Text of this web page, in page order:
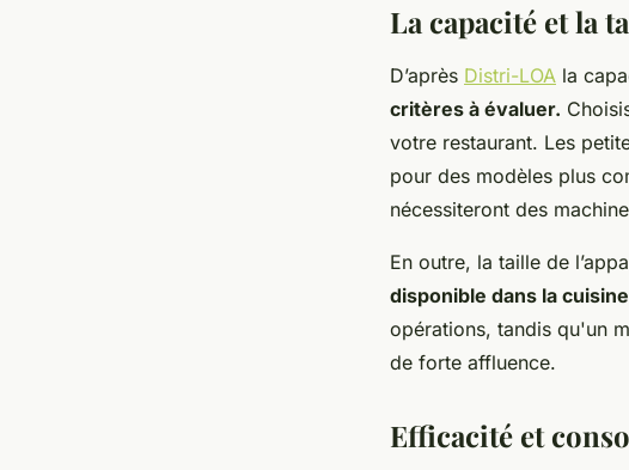
La capacité et la
D’après Distri-LOA la
critères à évaluer.
votre restaurant. Les
pour des modèles plus
nécessiteront des
En outre, la taille de
disponible dans la cuisine
opérations, tandis qu'un
de forte affluence.
Efficacité et